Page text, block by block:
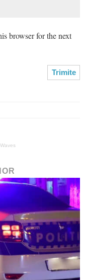
browser for the next